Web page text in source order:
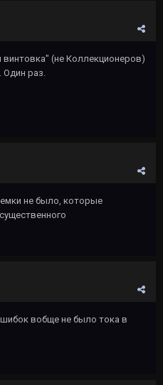
(не Коллекционеров)
Один раз.
не было, которые
вобще не было тока в